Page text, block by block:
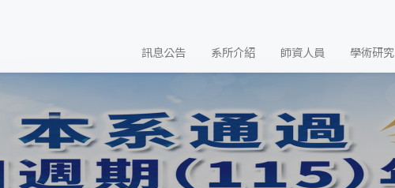
訊息公告 系所介紹 師資人員 學術研究